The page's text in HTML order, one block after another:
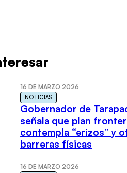
16 DE MARZO 2026
NOTICIAS
Gobernador de
señala que plan
contempla “erizos” y
barreras físicas
16 DE MARZO 2026